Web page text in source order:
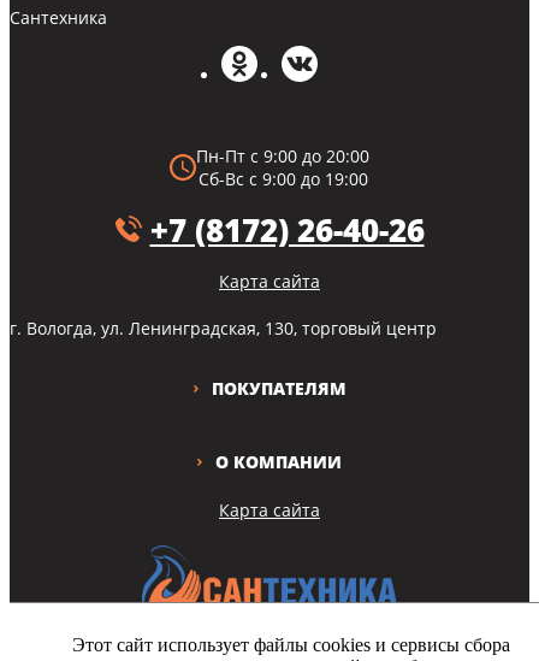
Карта сайта
О КОМПАНИИ
ПОКУПАТЕЛЯМ
Сантехника
Пн-Пт с 9:00 до 20:00
Сб-Вс с 9:00 до 19:00
+7 (8172) 26-40-26
Карта сайта
г. Вологда, ул. Ленинградская, 130, торговый центр
Этот сайт использует файлы cookies и сервисы сбора